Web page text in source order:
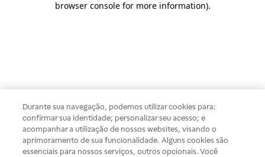
browser console for more information).
Durante sua navegação, podemos utilizar cookies para:
confirmar sua identidade; personalizar seu acesso; e
acompanhar a utilização de nossos websites, visando o
aprimoramento de sua funcionalidade. Alguns cookies são
essenciais para nossos serviços, outros opcionais. Você